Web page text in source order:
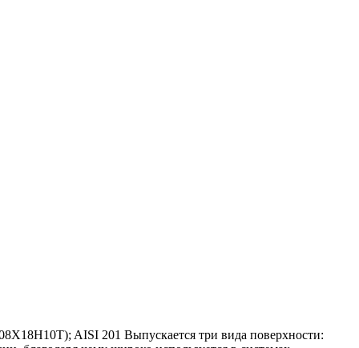
AISI 201 Выпускается три вида поверхности: